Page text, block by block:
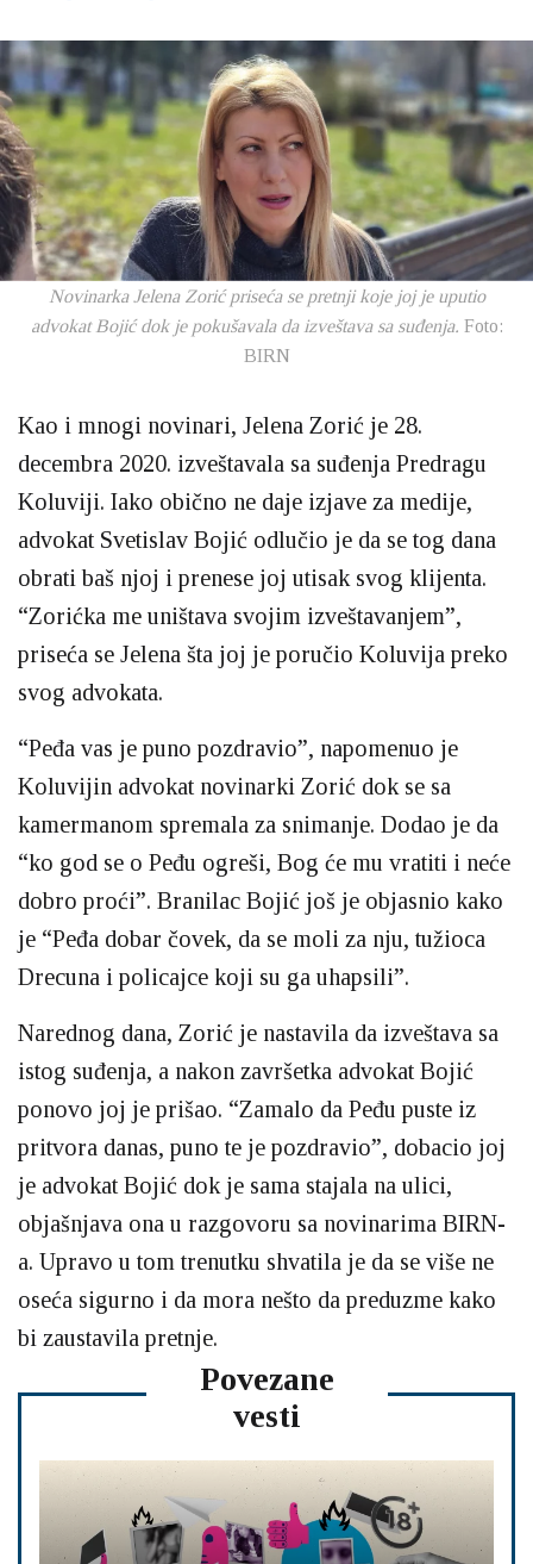
Novinarka Jelena Zorić priseća se pretnji koje joj je uputio
advokat Bojić dok je pokušavala da izveštava sa suđenja. Foto:
BIRN
Kao i mnogi novinari, Jelena Zorić je 28.
decembra 2020. izveštavala sa suđenja Predragu
Koluviji. Iako obično ne daje izjave za medije,
advokat Svetislav Bojić odlučio je da se tog dana
obrati baš njoj i prenese joj utisak svog klijenta.
“Zorićka me uništava svojim izveštavanjem”,
priseća se Jelena šta joj je poručio Koluvija preko
svog advokata.
“Peđa vas je puno pozdravio”, napomenuo je
Koluvijin advokat novinarki Zorić dok se sa
kamermanom spremala za snimanje. Dodao je da
“ko god se o Peđu ogreši, Bog će mu vratiti i neće
dobro proći”. Branilac Bojić još je objasnio kako
je “Peđa dobar čovek, da se moli za nju, tužioca
Drecuna i policajce koji su ga uhapsili”.
Narednog dana, Zorić je nastavila da izveštava sa
istog suđenja, a nakon završetka advokat Bojić
ponovo joj je prišao. “Zamalo da Peđu puste iz
pritvora danas, puno te je pozdravio”, dobacio joj
je advokat Bojić dok je sama stajala na ulici,
objašnjava ona u razgovoru sa novinarima BIRN-
a. Upravo u tom trenutku shvatila je da se više ne
oseća sigurno i da mora nešto da preduzme kako
bi zaustavila pretnje.
Povezane
vesti